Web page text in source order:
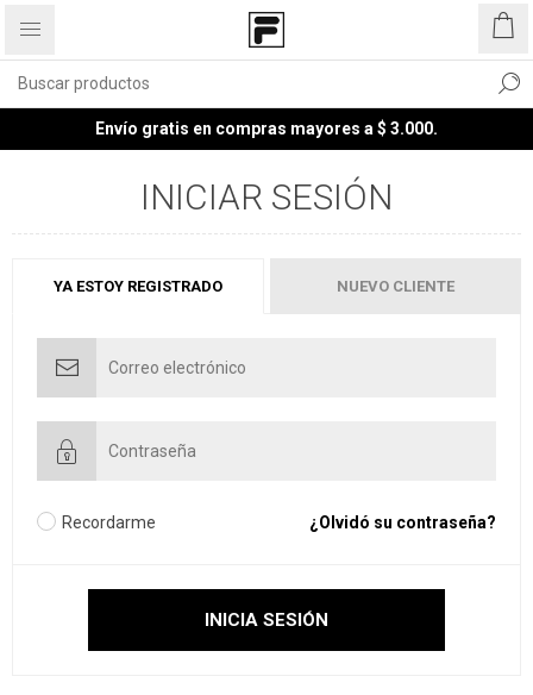
Envío gratis en compras mayores a $ 3.000.
INICIAR SESIÓN
YA ESTOY REGISTRADO NUEVO CLIENTE
Recordarme ¿Olvidó su contraseña?